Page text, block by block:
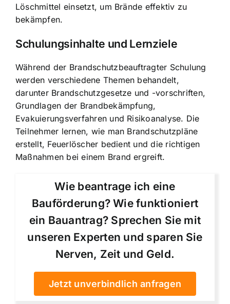
Löschmittel einsetzt, um Brände effektiv zu
bekämpfen.
Schulungsinhalte und Lernziele
Während der Brandschutzbeauftragter Schulung
werden verschiedene Themen behandelt,
darunter Brandschutzgesetze und -vorschriften,
Grundlagen der Brandbekämpfung,
Evakuierungsverfahren und Risikoanalyse. Die
Teilnehmer lernen, wie man Brandschutzpläne
erstellt, Feuerlöscher bedient und die richtigen
Maßnahmen bei einem Brand ergreift.
Wie beantrage ich eine
Bauförderung? Wie funktioniert
ein Bauantrag? Sprechen Sie mit
unseren Experten und sparen Sie
Nerven, Zeit und Geld.
Jetzt unverbindlich anfragen